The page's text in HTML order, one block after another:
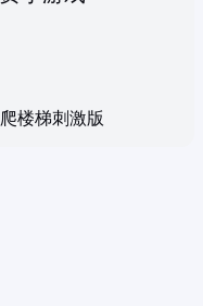
爬楼梯刺激版